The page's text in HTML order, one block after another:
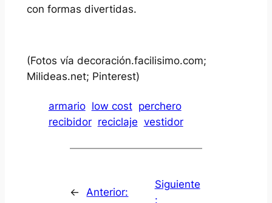
con formas divertidas.
(Fotos vía decoración.facilisimo.com;
Milideas.net; Pinterest)
armario low cost perchero
recibidor reciclaje vestidor
←
Anterior:
Siguiente
: